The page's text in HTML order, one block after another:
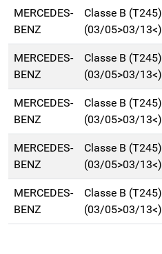
MERCEDES-
BENZ
Classe B (T245)
(03/05>03/13<)
MERCEDES-
BENZ
Classe B (T245)
(03/05>03/13<)
MERCEDES-
BENZ
Classe B (T245)
(03/05>03/13<)
MERCEDES-
BENZ
Classe B (T245)
(03/05>03/13<)
MERCEDES-
BENZ
Classe B (T245)
(03/05>03/13<)